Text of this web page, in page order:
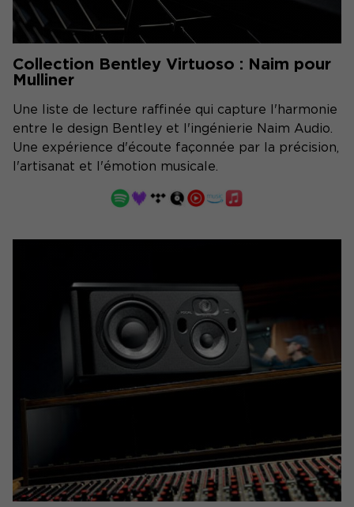
Collection Bentley Virtuoso : Naim pour
Mulliner
Une liste de lecture raffinée qui capture l'harmonie
entre le design Bentley et l'ingénierie Naim Audio.
Une expérience d'écoute façonnée par la précision,
l'artisanat et l'émotion musicale.